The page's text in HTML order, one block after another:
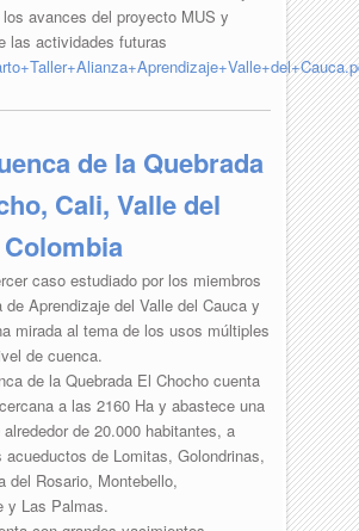
avances del proyecto MUS y
las actividades futuras
de la Quebrada
Cali, Valle del
caso estudiado por los miembros
de Aprendizaje del Valle del Cauca y
mirada al tema de los usos múltiples
de cuenca.
de la Quebrada El Chocho cuenta
a las 2160 Ha y abastece una
de 20.000 habitantes, a
acueductos de Lomitas, Golondrinas,
del Rosario, Montebello,
y Las Palmas.